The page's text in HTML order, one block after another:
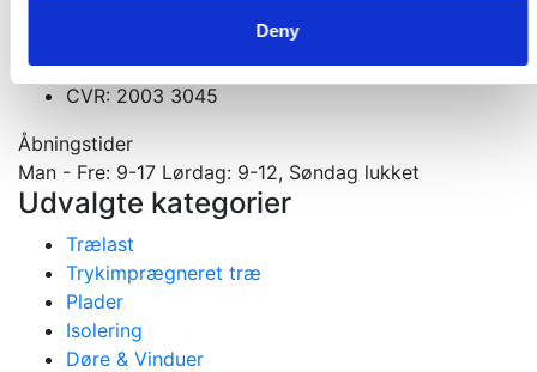
Deny
mail@koldingselvbyg.dk
CVR: 2003 3045
Åbningstider
Man - Fre: 9-17 Lørdag: 9-12, Søndag lukket
Udvalgte kategorier
Trælast
Trykimprægneret træ
Plader
Isolering
Døre & Vinduer